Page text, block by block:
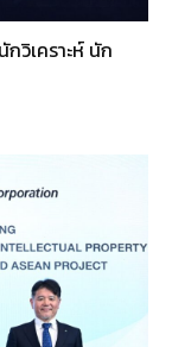
วิเคราะห์ นัก